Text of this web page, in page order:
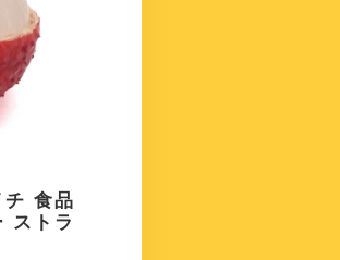
食品
ストラ